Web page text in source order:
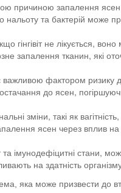
причиною запалення ясен
нальоту та бактерій може
гінгівіт не лікується,
запалення тканин, які
фактором ризику
до ясен, погіршуючи
зміни, такі як
ясен через вплив
та імунодефіцитні стани,
на здатність
яка може призвести до